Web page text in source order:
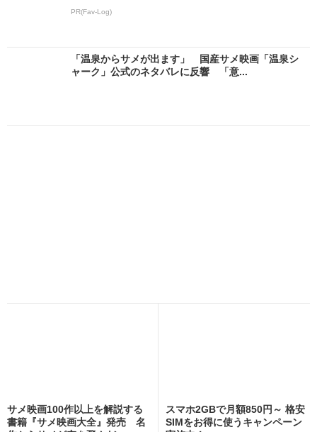
PR(Fav-Log)
「温泉からサメが出ます」 国産サメ映画「温泉シ
ャーク」公式のネタバレに反響 「意...
サメ映画100作以上を解説する
書籍『サメ映画大全』発売 名
スマホ2GBで月額850円～ 格安
SIMをお得に使うキャンペーン